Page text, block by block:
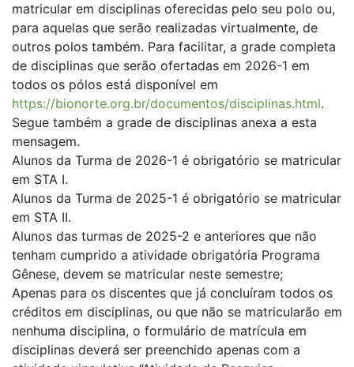
matricular em disciplinas oferecidas pelo seu polo ou,
para aquelas que serão realizadas virtualmente, de
outros polos também. Para facilitar, a grade completa
de disciplinas que serão ofertadas em 2026-1 em
todos os pólos está disponível em
https://bionorte.org.br/documentos/disciplinas.html.
Segue também a grade de disciplinas anexa a esta
mensagem.
Alunos da Turma de 2026-1 é obrigatório se matricular
em STA I.
Alunos da Turma de 2025-1 é obrigatório se matricular
em STA II.
Alunos das turmas de 2025-2 e anteriores que não
tenham cumprido a atividade obrigatória Programa
Gênese, devem se matricular neste semestre;
Apenas para os discentes que já concluíram todos os
créditos em disciplinas, ou que não se matricularão em
nenhuma disciplina, o formulário de matrícula em
disciplinas deverá ser preenchido apenas com a